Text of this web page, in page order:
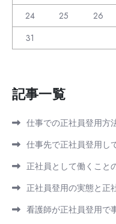
24
25 26
31
記事一覧
仕事での正社員登用方
仕事先で正社員登用し
正社員として働くこと
正社員登用の実態と正
看護師が正社員登用で